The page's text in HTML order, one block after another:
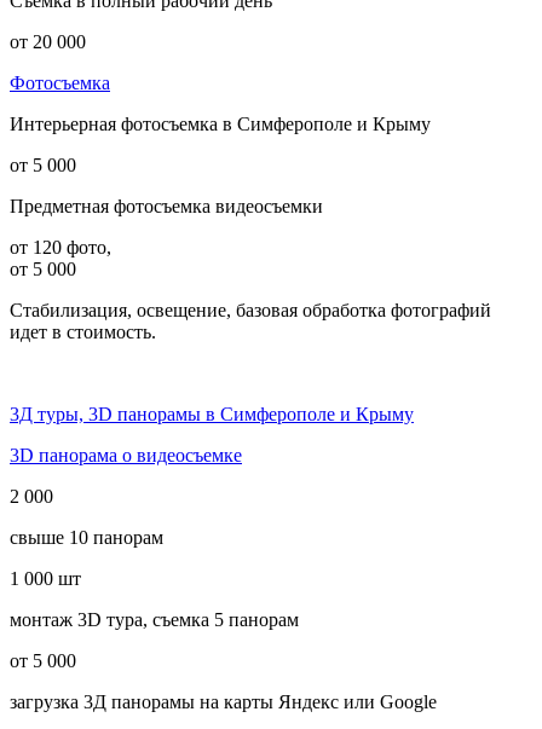
от 20 000
Фотосъемка
Интерьерная фотосъемка в Симферополе и Крыму
от 5 000
Предметная фотосъемка видеосъемки
от 120 фото,
от 5 000
Стабилизация, освещение, базовая обработка фотографий
идет в стоимость.
3Д туры, 3D панорамы в Симферополе и Крыму
3D панорама о видеосъемке
2 000
свыше 10 панорам
1 000 шт
монтаж 3D тура, съемка 5 панорам
от 5 000
загрузка 3Д панорамы на карты Яндекс или Google